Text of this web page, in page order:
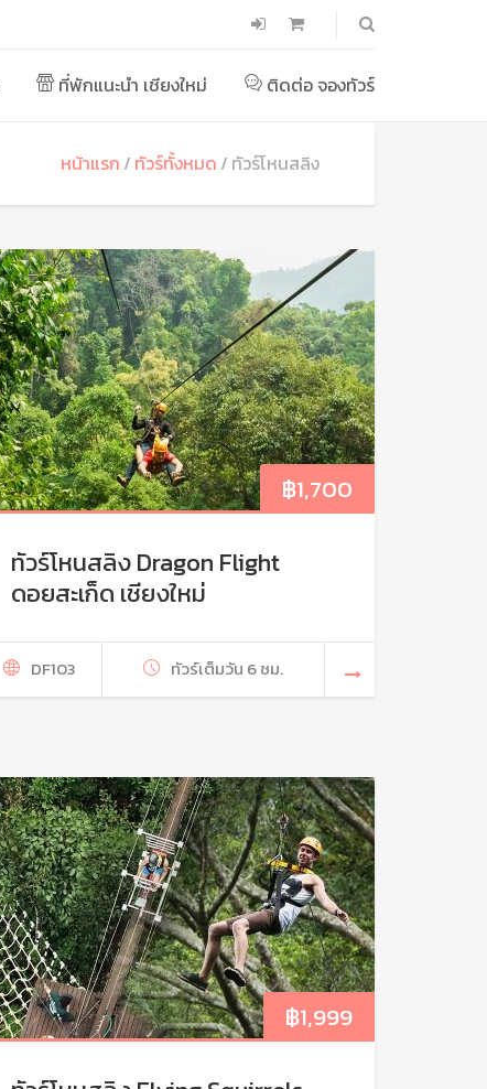
ที่พักแนะนำ เชียงใหม่ ติดต่อ จองทัวร์
หน้าแรก ทัวร์ทั้งหมด ทัวร์โหนสลิง
฿1,700
ทัวร์โหนสลิง Dragon Flight
ดอยสะเก็ด เชียงใหม่
DF103 ทัวร์เต็มวัน 6 ชม.
฿1,999